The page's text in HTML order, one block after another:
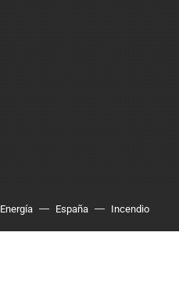
Energía España Incendio